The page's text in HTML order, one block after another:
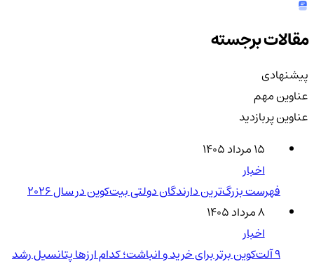
مقالات برجسته
پیشنهادی
عناوین مهم
عناوین پربازدید
۱۵ مرداد ۱۴۰۵
اخبار
فهرست بزرگ‌ترین دارندگان دولتی بیت‌کوین در سال 2026
۸ مرداد ۱۴۰۵
اخبار
۹ آلت‌کوین برتر برای خرید و انباشت؛ کدام ارزها پتانسیل رشد